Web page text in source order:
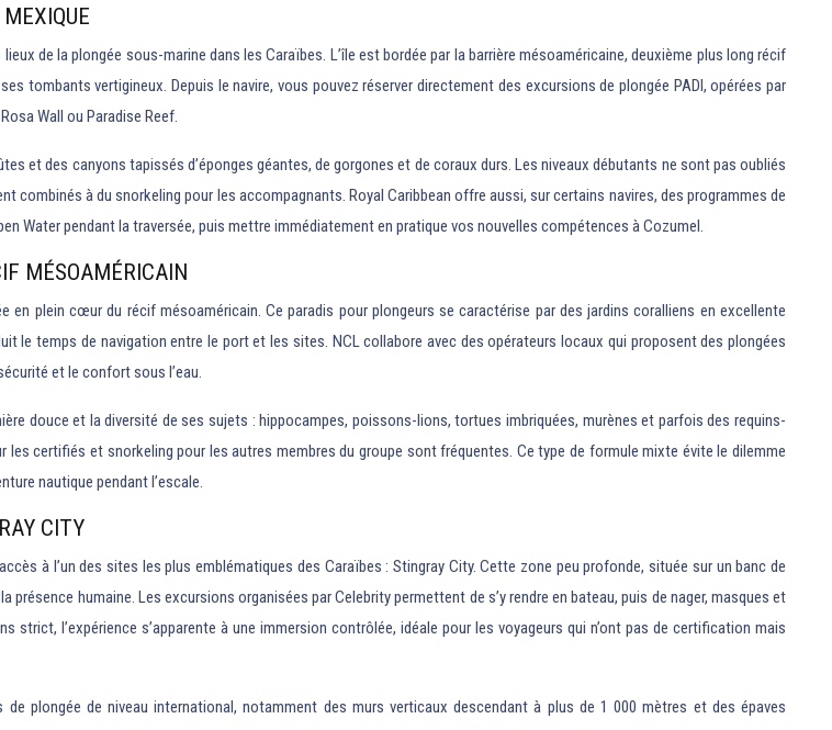
de la plongée sous-marine dans les Caraïbes. L’île est bordée par la barrière mésoaméricaine, deuxième plus long récif
tombants vertigineux. Depuis le navire, vous pouvez réserver directement des excursions de plongée PADI, opérées par
Wall ou Paradise Reef.
et des canyons tapissés d’éponges géantes, de gorgones et de coraux durs. Les niveaux débutants ne sont pas oubliés
à du snorkeling pour les accompagnants. Royal Caribbean offre aussi, sur certains navires, des programmes de
Water pendant la traversée, puis mettre immédiatement en pratique vos nouvelles compétences à Cozumel.
MÉSOAMÉRICAIN
plein cœur du récif mésoaméricain. Ce paradis pour plongeurs se caractérise par des jardins coralliens en excellente
le temps de navigation entre le port et les sites. NCL collabore avec des opérateurs locaux qui proposent des plongées
et le confort sous l’eau.
douce et la diversité de ses sujets : hippocampes, poissons-lions, tortues imbriquées, murènes et parfois des requins-
certifiés et snorkeling pour les autres membres du groupe sont fréquentes. Ce type de formule mixte évite le dilemme
nautique pendant l’escale.
CITY
à l’un des sites les plus emblématiques des Caraïbes : Stingray City. Cette zone peu profonde, située sur un banc de
humaine. Les excursions organisées par Celebrity permettent de s’y rendre en bateau, puis de nager, masques et
l’expérience s’apparente à une immersion contrôlée, idéale pour les voyageurs qui n’ont pas de certification mais
plongée de niveau international, notamment des murs verticaux descendant à plus de 1 000 mètres et des épaves